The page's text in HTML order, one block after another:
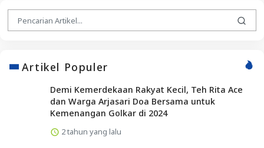
Artikel Populer
Demi Kemerdekaan Rakyat Kecil, Teh Rita Ace
dan Warga Arjasari Doa Bersama untuk
Kemenangan Golkar di 2024
2 tahun yang lalu